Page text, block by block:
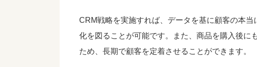
CRM戦略を実施すれば、データを基に顧客の本
化を図ることが可能です。また、商品を購入後に
ため、長期で顧客を定着させることができます。